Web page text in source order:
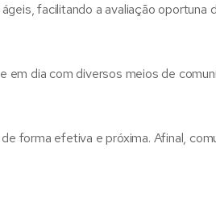
facilitando a avaliação oportuna
em dia com diversos meios de
forma efetiva e próxima. Afinal,